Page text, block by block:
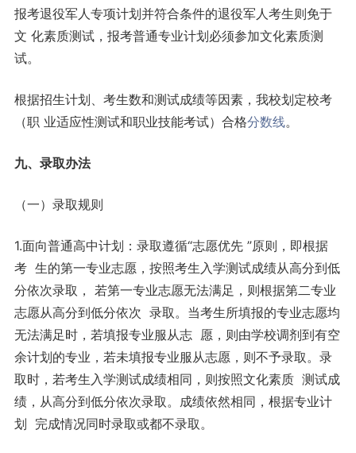
报考退役军人专项计划并符合条件的退役军人考生则免于
文 化素质测试，报考普通专业计划必须参加文化素质测
试。
根据招生计划、考生数和测试成绩等因素，我校划定校考
（职 业适应性测试和职业技能考试）合格分数线。
九、录取办法
（一）录取规则
1.面向普通高中计划：录取遵循“志愿优先 ”原则，即根据
考 生的第一专业志愿，按照考生入学测试成绩从高分到低
分依次录取， 若第一专业志愿无法满足，则根据第二专业
志愿从高分到低分依次 录取。当考生所填报的专业志愿均
无法满足时，若填报专业服从志 愿，则由学校调剂到有空
余计划的专业，若未填报专业服从志愿，则不予录取。录
取时，若考生入学测试成绩相同，则按照文化素质 测试成
绩，从高分到低分依次录取。成绩依然相同，根据专业计
划 完成情况同时录取或都不录取。